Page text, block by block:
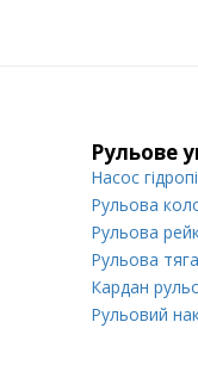
Рульове
Насос
Рульова
Рульова
Рульова тяга
Кардан
Рульовий